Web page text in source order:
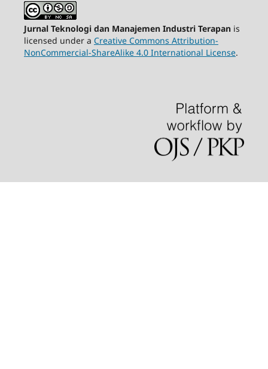
Jurnal Teknologi dan Manajemen Industri Terapanis
licensed under a Creative Commons Attribution-
NonCommercial-ShareAlike 4.0 International License.